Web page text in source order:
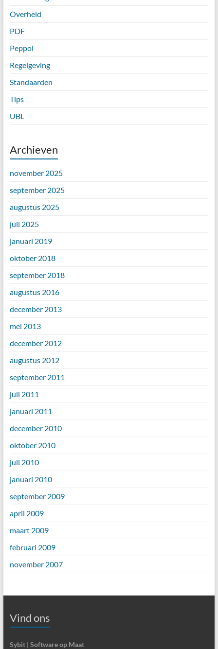
Overheid
PDF
Peppol
Regelgeving
Standaarden
Tips
UBL
Archieven
november 2025
september 2025
augustus 2025
juli 2025
januari 2019
oktober 2018
september 2018
augustus 2016
december 2013
mei 2013
december 2012
augustus 2012
september 2011
juli 2011
januari 2011
december 2010
oktober 2010
juli 2010
januari 2010
september 2009
april 2009
maart 2009
februari 2009
november 2007
Vind ons
Sybit | Software op Maat